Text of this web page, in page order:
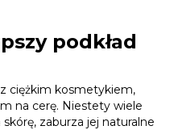
podkład
z ciężkim kosmetykiem,
na cerę. Niestety wiele
zaburza jej naturalne